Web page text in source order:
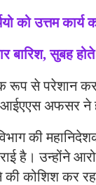
को उत्तम
बारिश, सुबह होते
रूप से परेशान
अफसर ने
की
है। उन्होंने
की कोशिश कर